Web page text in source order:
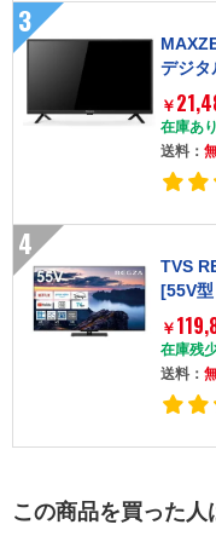
3
デジタ
￥
在庫あり
送料：
4
TVS
[55V
ーナ
￥
在庫残
送料：
この商品を買った